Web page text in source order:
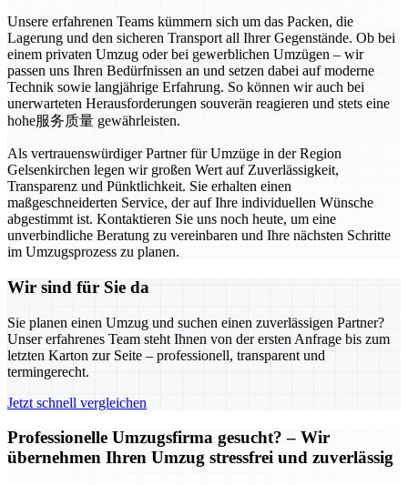
Unsere erfahrenen Teams kümmern sich um das Packen, die
Lagerung und den sicheren Transport all Ihrer Gegenstände. Ob bei
einem privaten Umzug oder bei gewerblichen Umzügen – wir
passen uns Ihren Bedürfnissen an und setzen dabei auf moderne
Technik sowie langjährige Erfahrung. So können wir auch bei
unerwarteten Herausforderungen souverän reagieren und stets eine
hohe服务质量 gewährleisten.
Als vertrauenswürdiger Partner für Umzüge in der Region
Gelsenkirchen legen wir großen Wert auf Zuverlässigkeit,
Transparenz und Pünktlichkeit. Sie erhalten einen
maßgeschneiderten Service, der auf Ihre individuellen Wünsche
abgestimmt ist. Kontaktieren Sie uns noch heute, um eine
unverbindliche Beratung zu vereinbaren und Ihre nächsten Schritte
im Umzugsprozess zu planen.
Wir sind für Sie da
Sie planen einen Umzug und suchen einen zuverlässigen Partner?
Unser erfahrenes Team steht Ihnen von der ersten Anfrage bis zum
letzten Karton zur Seite – professionell, transparent und
termingerecht.
Jetzt schnell vergleichen
Professionelle Umzugsfirma gesucht? – Wir
übernehmen Ihren Umzug stressfrei und zuverlässig